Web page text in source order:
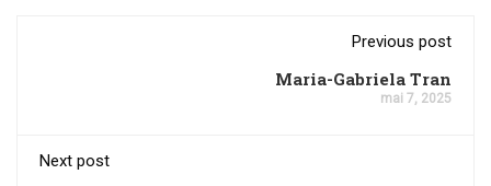
Previous post
Maria-Gabriela Tran
mai 7, 2025
Next post